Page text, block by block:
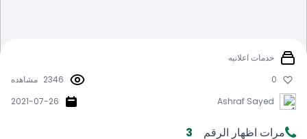
خدمات اعلانيه
0
2346 مشاهده
Ashraf Sayed
2021-07-26
مرات اظهار الرقم
3